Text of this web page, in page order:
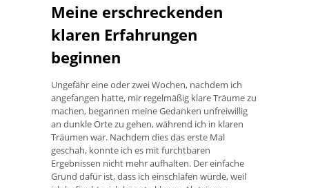
Meine erschreckenden
klaren Erfahrungen
beginnen
Ungefähr eine oder zwei Wochen, nachdem ich
angefangen hatte, mir regelmäßig klare Träume zu
machen, begannen meine Gedanken unfreiwillig
an dunkle Orte zu gehen, während ich in klaren
Träumen war. Nachdem dies das erste Mal
geschah, konnte ich es mit furchtbaren
Ergebnissen nicht mehr aufhalten. Der einfache
Grund dafür ist, dass ich einschlafen würde, weil